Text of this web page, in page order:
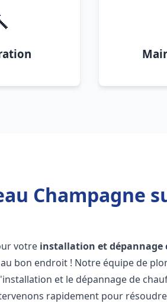
Champagne
votre installation et dépannage
au bon endroit ! Notre équipe de
et le dépannage de
rapidement pour